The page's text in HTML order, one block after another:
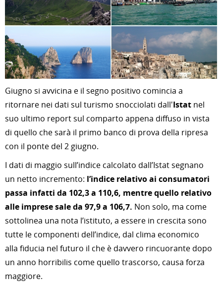
Giugno si avvicina e il segno positivo comincia a
ritornare nei dati sul turismo snocciolati dall'Istat nel
suo ultimo report sul comparto appena diffuso in vista
di quello che sarà il primo banco di prova della ripresa
con il ponte del 2 giugno.
I dati di maggio sull’indice calcolato dall’Istat segnano
un netto incremento: l’indice relativo ai consumatori
passa infatti da 102,3 a 110,6, mentre quello relativo
alle imprese sale da 97,9 a 106,7. Non solo, ma come
sottolinea una nota l’istituto, a essere in crescita sono
tutte le componenti dell’indice, dal clima economico
alla fiducia nel futuro il che è davvero rincuorante dopo
un anno horribilis come quello trascorso, causa forza
maggiore.